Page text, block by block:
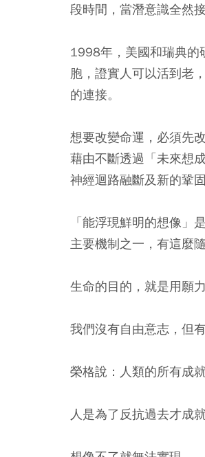
段時間，當潛意識全然
1998年，美國和瑞典的
胞，證實人可以活到老
的連接。
想要改變命運，必須先
藉由不斷透過「未來想
神經迴路融斷及新的鞏
「能浮現鮮明的想像」
主要機制之一，有這麼
生命的目的，就是用願
我們沒有自由意志，但
榮格說：人類的所有成
人是為了反抗過去才成